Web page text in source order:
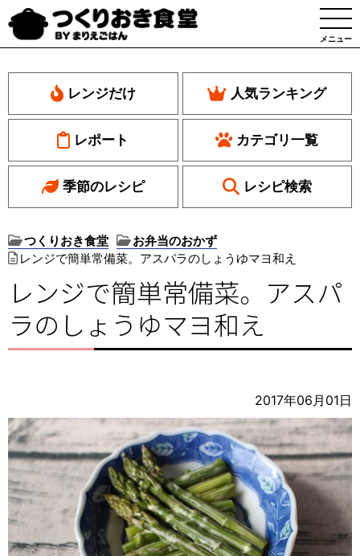
メニュー
レンジだけ 人気ランキング
レポート カテゴリ一覧
季節のレシピ レシピ検索
つくりおき食堂
お弁当のおかず
レンジで簡単常備菜。アスパラのしょうゆマヨ和え
レンジで簡単常備菜。アスパ
ラのしょうゆマヨ和え
2017年06月01日